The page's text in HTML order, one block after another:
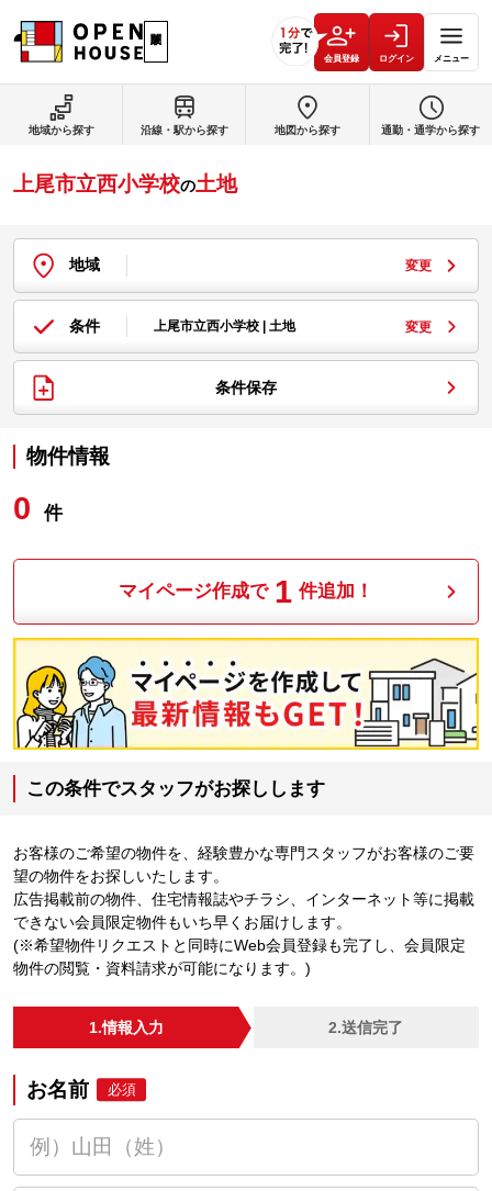
会員登録 ログイン メニュー
上尾市立西小学校の土地
地域 変更
条件 上尾市立西小学校 | 土地 変更
条件保存
物件情報
0 件
マイページ作成で 1 件追加！
この条件でスタッフがお探しします
お客様のご希望の物件を、経験豊かな専門スタッフがお客様のご要
望の物件をお探しいたします。
広告掲載前の物件、住宅情報誌やチラシ、インターネット等に掲載
できない会員限定物件もいち早くお届けします。
(※希望物件リクエストと同時にWeb会員登録も完了し、会員限定
物件の閲覧・資料請求が可能になります。)
1.情報入力 2.送信完了
お名前 必須
地域から探す 沿線・駅から探す 地図から探す 通勤・通学から探す